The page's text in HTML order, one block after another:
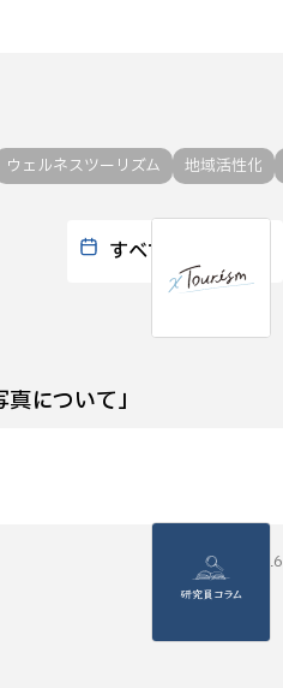
ウェルネスツーリズム 地域活性化
について」
2026.07.16